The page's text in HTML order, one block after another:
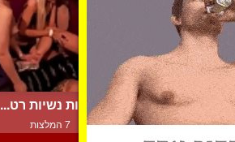
אורגיית השפרצות נשיות רט...
16716 צפיות 7 המלצות